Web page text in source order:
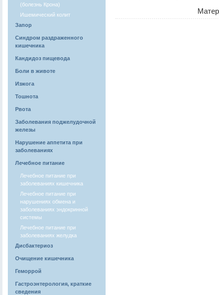
(болезнь Крона)
Ишемический колит
Запор
Синдром раздраженного
кишечника
Кандидоз пищевода
Боли в животе
Изжога
Тошнота
Рвота
Заболевания поджелудочной
железы
Нарушение аппетита при
заболеваниях
Лечебное питание
Лечебное питание при
заболеваниях кишечника
Лечебное питание при
нарушениях обмена и
заболеваниях эндокринной
системы
Лечебное питание при
заболеваниях желудка
Дисбактериоз
Очищение кишечника
Геморрой
Гастроэнтерология, краткие
сведения